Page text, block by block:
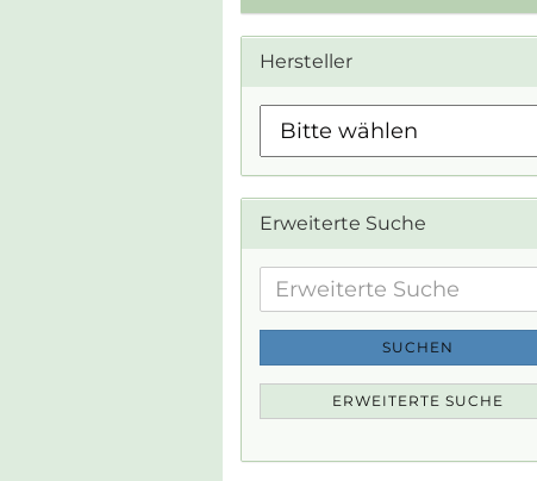
Hersteller
Erweiterte Suche
Erweiterte
Suche
SUCHEN
ERWEITERTE SUCHE